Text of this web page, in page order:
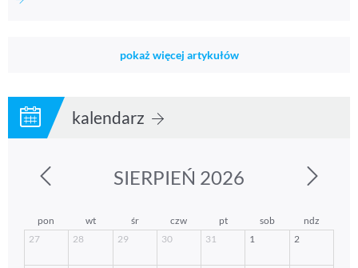
pokaż więcej artykułów
kalendarz